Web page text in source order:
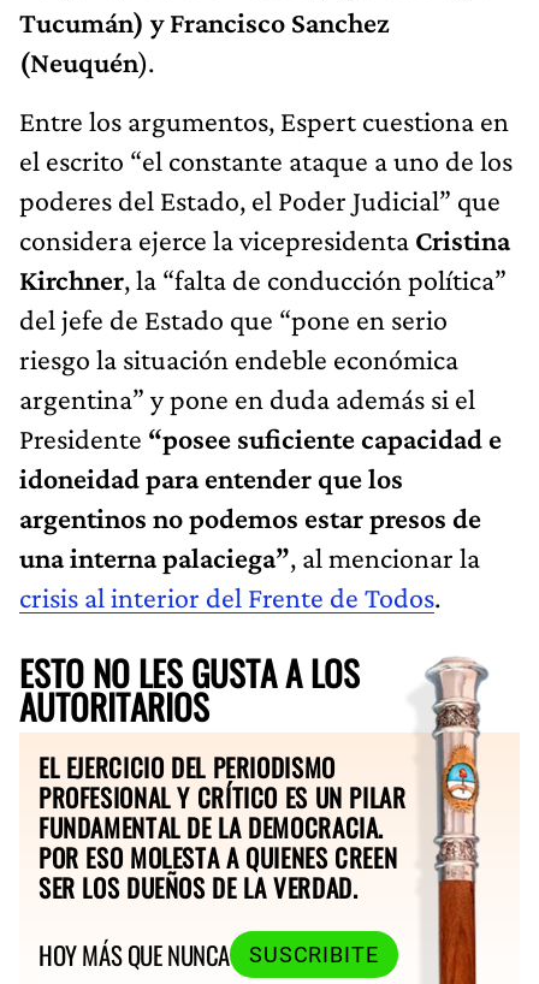
Tucumán) y Francisco Sanchez
(Neuquén).
Entre los argumentos, Espert cuestiona en
el escrito “el constante ataque a uno de los
poderes del Estado, el Poder Judicial” que
considera ejerce la vicepresidenta Cristina
Kirchner, la “falta de conducción política”
del jefe de Estado que “pone en serio
riesgo la situación endeble económica
argentina” y pone en duda además si el
Presidente “posee suficiente capacidad e
idoneidad para entender que los
argentinos no podemos estar presos de
una interna palaciega”, al mencionar la
crisis al interior del Frente de Todos.
ESTO NO LES GUSTA A LOS
AUTORITARIOS
EL EJERCICIO DEL PERIODISMO
PROFESIONAL Y CRÍTICO ES UN PILAR
FUNDAMENTAL DE LA DEMOCRACIA.
POR ESO MOLESTA A QUIENES CREEN
SER LOS DUEÑOS DE LA VERDAD.
HOY MÁS QUE NUNCA
SUSCRIBITE